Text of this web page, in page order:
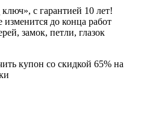
ключ», с гарантией 10 лет!
изменится до конца работ
замок, петли, глазок
купон со скидкой 65% на